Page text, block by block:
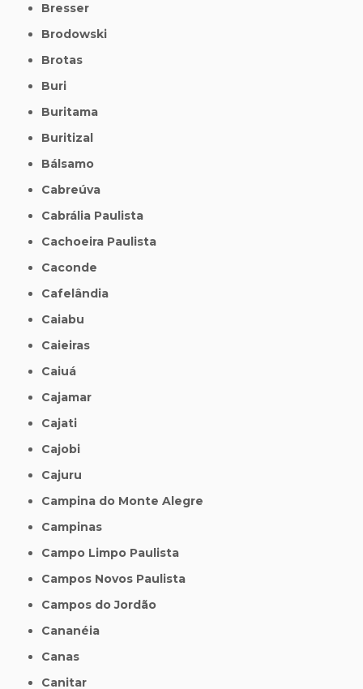
Bresser
Brodowski
Brotas
Buri
Buritama
Buritizal
Bálsamo
Cabreúva
Cabrália Paulista
Cachoeira Paulista
Caconde
Cafelândia
Caiabu
Caieiras
Caiuá
Cajamar
Cajati
Cajobi
Cajuru
Campina do Monte Alegre
Campinas
Campo Limpo Paulista
Campos Novos Paulista
Campos do Jordão
Cananéia
Canas
Canitar